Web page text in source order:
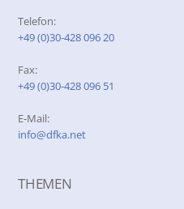
Telefon:
+49 (0)30-428 096 20
Fax:
+49 (0)30-428 096 51
E-Mail:
info@dfka.net
THEMEN